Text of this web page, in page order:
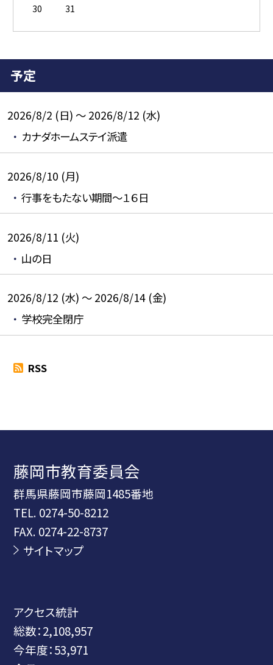
30
31
予定
2026/8/2 (日) ～ 2026/8/12 (水)
カナダホームステイ派遣
2026/8/10 (月)
行事をもたない期間～１６日
2026/8/11 (火)
山の日
2026/8/12 (水) ～ 2026/8/14 (金)
学校完全閉庁
RSS
藤岡市教育委員会
群馬県藤岡市藤岡1485番地
TEL. 0274-50-8212
FAX. 0274-22-8737
サイトマップ
アクセス統計
総数：2,108,957
今年度：53,971